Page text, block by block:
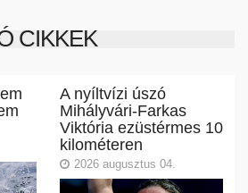
CIKKEK
A nyíltvízi úszó
Mihályvári-Farkas
Viktória ezüstérmes 10
kilométeren
2026 augusztus 04.